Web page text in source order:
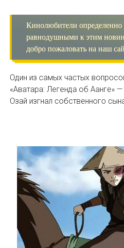
Кинолюбители определенно
равнодушными к этим
добро пожаловать на наш
Один из самых частых
«Аватара: Легенда об Аанге»
Озай изгнал собственного